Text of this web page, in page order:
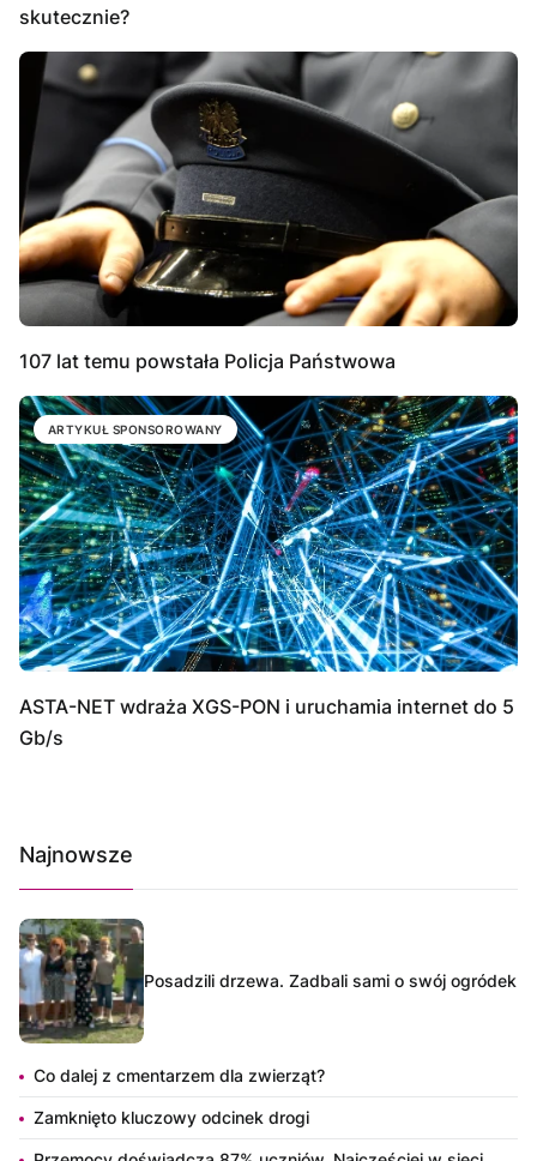
skutecznie?
107 lat temu powstała Policja Państwowa
ARTYKUŁ SPONSOROWANY
ASTA-NET wdraża XGS-PON i uruchamia internet do 5
Gb/s
Najnowsze
Posadzili drzewa. Zadbali sami o swój ogródek
Co dalej z cmentarzem dla zwierząt?
Zamknięto kluczowy odcinek drogi